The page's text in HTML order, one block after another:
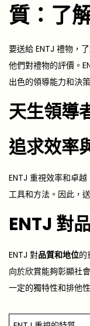
質：了
要送給 ENTJ 禮物，
他們對禮物的評價。
出色的領導能力和決
天生領導
追求效率
ENTJ 重視效率和卓
工具和方法。因此，
ENTJ 對
ENTJ 對品質和地位的
向於欣賞能夠彰顯社
一定的獨特性和排他性